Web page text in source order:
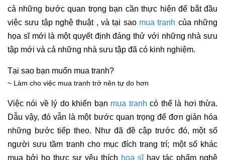
cả những bước quan trọng bạn cần thực hiện để bắt đầu
việc sưu tập nghệ thuật , và tại sao mua tranh của những
họa sĩ mới là một quyết định đáng thử với những nhà sưu
tập mới và cả những nhà sưu tập đã có kinh nghiệm.
Tại sao bạn muốn mua tranh?
~ Làm cho việc mua tranh trở nên tự do hơn
Việc nói về lý do khiến bạn mua tranh có thể là hơi thừa.
Dẫu vậy, đó vẫn là một bước quan trọng để đơn giản hóa
những bước tiếp theo. Như đã đề cập trước đó, một số
người sưu tầm tranh cho mục đích trang trí; một số khác
mua bởi họ thực sự yêu thích họa sĩhay tác phẩm nghệ